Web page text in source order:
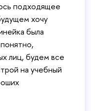
подходящее
хочу
была
лиц, будем все
на учебный